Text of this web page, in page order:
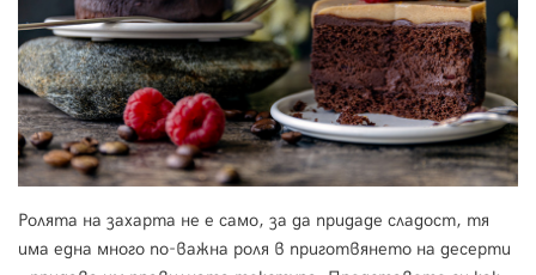
Ролята на захарта не е само, за да придаде сладост, тя
има една много по-важна роля в приготвянето на десерти